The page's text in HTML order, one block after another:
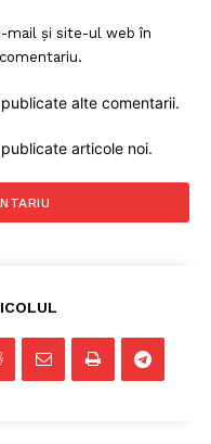
mail și site-ul web în
alte comentarii.
articole noi.